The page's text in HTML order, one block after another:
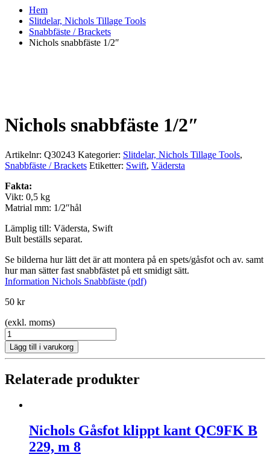
Hem
Slitdelar, Nichols Tillage Tools
Snabbfäste / Brackets
Nichols snabbfäste 1/2″
Nichols snabbfäste 1/2″
Artikelnr: Q30243 Kategorier: Slitdelar, Nichols Tillage Tools,
Snabbfäste / Brackets Etiketter: Swift, Vädersta
Fakta:
Vikt: 0,5 kg
Matrial mm: 1/2″hål
Lämplig till: Vädersta, Swift
Bult beställs separat.
Se bilderna hur lätt det är att montera på en spets/gåsfot och av. samt
hur man sätter fast snabbfästet på ett smidigt sätt.
Information Nichols Snabbfäste (pdf)
50 kr
(exkl. moms)
Nichols
snabbfäste
1/2"
Lägg till i varukorg
Relaterade produkter
Nichols Gåsfot klippt kant QC9FK B
229, m 8